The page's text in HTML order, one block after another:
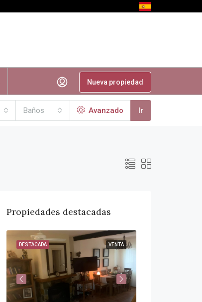
Nueva propiedad
Baños Avanzado Ir
Propiedades destacadas
VENTA
DESTACADA